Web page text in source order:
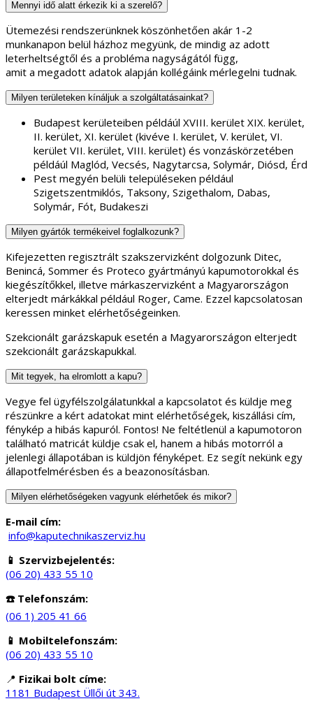
Mennyi idő alatt érkezik ki a szerelő?
Ütemezési rendszerünknek köszönhetően akár 1-2
munkanapon belül házhoz megyünk, de mindig az adott
leterheltségtől és a probléma nagyságától függ,
amit a megadott adatok alapján kollégáink mérlegelni tudnak.
Milyen területeken kínáljuk a szolgáltatásainkat?
Budapest kerületeiben példáúl XVIII. kerület XIX. kerület,
II. kerület, XI. kerület (kivéve I. kerület, V. kerület, VI.
kerület VII. kerület, VIII. kerület) és vonzáskörzetében
példáúl Maglód, Vecsés, Nagytarcsa, Solymár, Diósd, Érd
Pest megyén belüli településeken például
Szigetszentmiklós, Taksony, Szigethalom, Dabas,
Solymár, Fót, Budakeszi
Milyen gyártók termékeivel foglalkozunk?
Kifejezetten regisztrált szakszervizként dolgozunk Ditec,
Benincá, Sommer és Proteco gyártmányú kapumotorokkal és
kiegészítőkkel, illetve márkaszervizként a Magyarországon
elterjedt márkákkal például Roger, Came. Ezzel kapcsolatosan
keressen minket elérhetőségeinken.
Szekcionált garázskapuk esetén a Magyarországon elterjedt
szekcionált garázskapukkal.
Mit tegyek, ha elromlott a kapu?
Vegye fel ügyfélszolgálatunkkal a kapcsolatot és küldje meg
részünkre a kért adatokat mint elérhetőségek, kiszállási cím,
fénykép a hibás kapuról. Fontos! Ne feltétlenül a kapumotoron
található matricát küldje csak el, hanem a hibás motorról a
jelenlegi állapotában is küldjön fényképet. Ez segít nekünk egy
állapotfelmérésben és a beazonosításban.
Milyen elérhetőségeken vagyunk elérhetőek és mikor?
E-mail cím:
info@kaputechnikaszerviz.hu
📱 Szervizbejelentés:
(06 20) 433 55 10
☎️ Telefonszám:
(06 1) 205 41 66
📱 Mobiltelefonszám:
(06 20) 433 55 10
📍 Fizikai bolt címe:
1181 Budapest Üllői út 343.